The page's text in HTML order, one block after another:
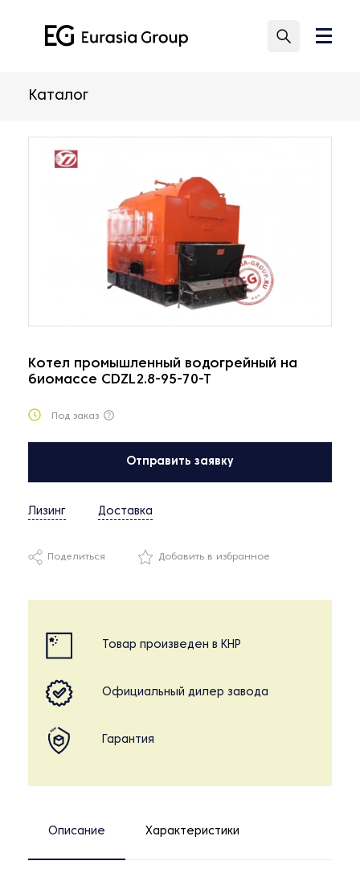
Каталог
Котел промышленный водогрейный на
биомассе CDZL2.8-95-70-T
Под заказ
Отправить заявку
Лизинг Доставка
Поделиться Добавить в избранное
Товар произведен в КНР
Официальный дилер завода
Гарантия
Описание Характеристики